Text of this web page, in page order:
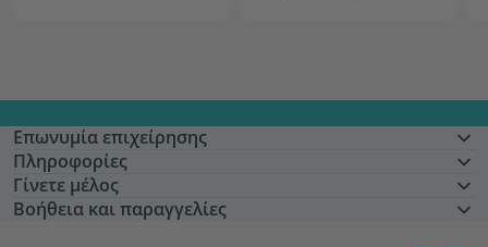
Επωνυμία επιχείρησης
Πληροφορίες
Γίνετε μέλος
Βοήθεια και παραγγελίες